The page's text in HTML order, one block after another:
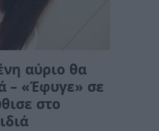
αύριο θα
– «Έφυγε» σε
στο